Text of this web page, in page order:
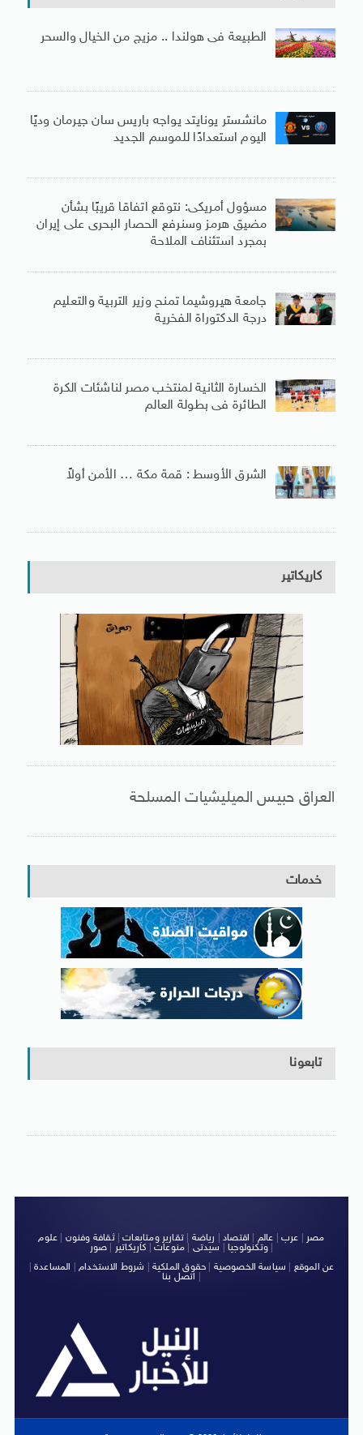
الطبيعة فى هولندا .. مزيج من الخيال والسحر
مانشستر يونايتد يواجه باريس سان جيرمان وديًا
اليوم استعدادًا للموسم الجديد
مسؤول أمريكى: نتوقع اتفاقا قريبًا بشأن
مضيق هرمز وسنرفع الحصار البحرى على إيران
بمجرد استئناف الملاحة
جامعة هيروشيما تمنح وزير التربية والتعليم
درجة الدكتوراة الفخرية
الخسارة الثانية لمنتخب مصر لناشئات الكرة
الطائرة فى بطولة العالم
الشرق الأوسط : قمة مكة … الأمن أولاً
كاريكاتير
العراق حبيس الميليشيات المسلحة
خدمات
تابعونا
مصر عرب عالم اقتصاد رياضة |تقارير ومتابعات|ثقافة وفنون
علوم
وتكنولوجيا| سيدتى منوعات كاريكاتير صور
|
عن الموقع
سياسة الخصوصية حقوق الملكية شروط الاستخدام| المساعدة|
اتصل بنا